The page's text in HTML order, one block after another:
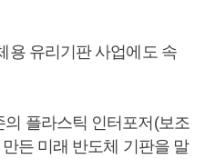
용 유리기판 사업에도 속
플라스틱 인터포저(보조
든 미래 반도체 기판을 말